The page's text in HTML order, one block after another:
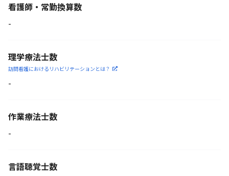
看護師・常勤換算数
-
理学療法士数
訪問看護におけるリハビリ テーションとは？
-
作業療法士数
-
言語聴覚士数